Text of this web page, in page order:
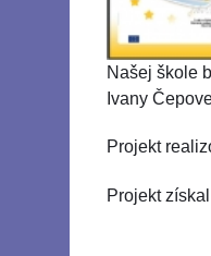
Našej škole
Ivany
Projekt
Projekt